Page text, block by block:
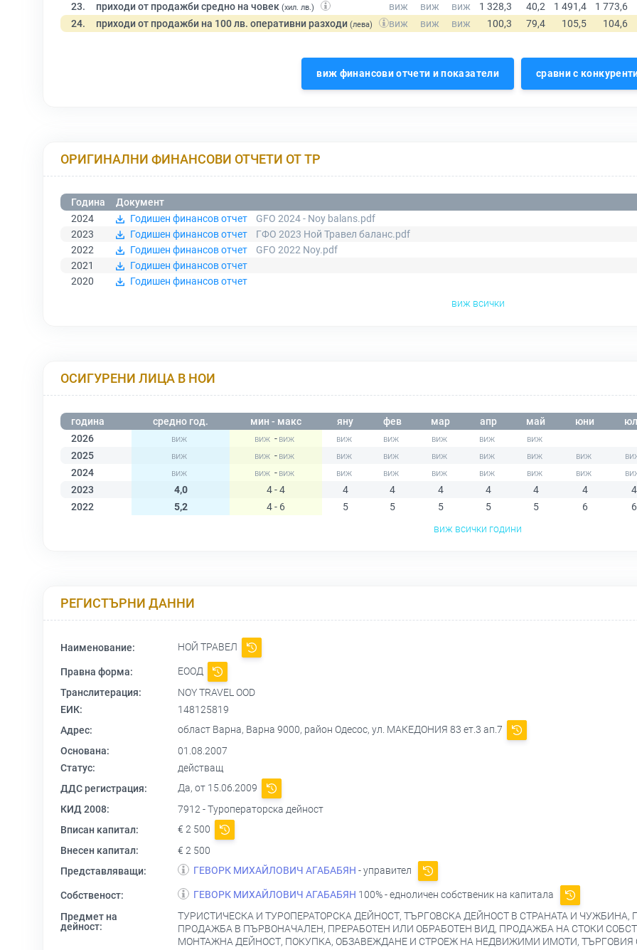
23. приходи от продажби средно на човек (хил. лв.)
24. приходи от продажби на 100 лв. оперативни разходи (лева)
виж финансови отчети и показатели сравни с
ОРИГИНАЛНИ ФИНАНСОВИ ОТЧЕТИ ОТ ТР
Година
Документ
2024
Годишен финансов отчет
GFO 2024 - Noy balans.pdf
2023
Годишен финансов отчет
ГФО 2023 Ной Травел баланс.pdf
2022
Годишен финансов отчет
GFO 2022 Noy.pdf
2021
Годишен финансов отчет
2020
Годишен финансов отчет
виж всички
ОСИГУРЕНИ ЛИЦА В НОИ
година средно год. мин - макс яну фев мар апр май юни
2026
-
2025
-
2024
-
2023
4,0 4 - 4 4 4 4 4 4 4
4
2022
5,2 4 - 6 5 5 5 5 5 6
6
виж всички години
РЕГИСТЪРНИ ДАННИ
Наименование: НОЙ ТРАВЕЛ
Правна форма:
ЕООД
Транслитерация:
NOY TRAVEL OOD
ЕИК:
148125819
Адрес:
област Варна, Варна 9000, район Одесос, ул. МАКЕДОНИЯ 83 ет.3 ап.7
Основана:
01.08.2007
Статус:
действащ
ДДС регистрация:
Да, от 15.06.2009
КИД 2008:
7912 - Туроператорска дейност
Вписан капитал:
€ 2 500
Внесен капитал:
€ 2 500
Представляващи:
ГЕВОРК МИХАЙЛОВИЧ АГАБАБЯН - управител
Собственост: ГЕВОРК МИХАЙЛОВИЧ АГАБАБЯН 100% - едноличен собственик на капитала
Предмет на
дейност:
ТУРИСТИЧЕСКА И ТУРОПЕРАТОРСКА ДЕЙНОСТ, ТЪРГОВСКА ДЕЙНОСТ В СТРАНАТА И
ПРОДАЖБА В ПЪРВОНАЧАЛЕН, ПРЕРАБОТЕН ИЛИ ОБРАБОТЕН ВИД, ПРОДАЖБА НА СТОКИ
МОНТАЖНА ДЕЙНОСТ, ПОКУПКА, ОБЗАВЕЖДАНЕ И СТРОЕЖ НА НЕДВИЖИМИ ИМОТИ,